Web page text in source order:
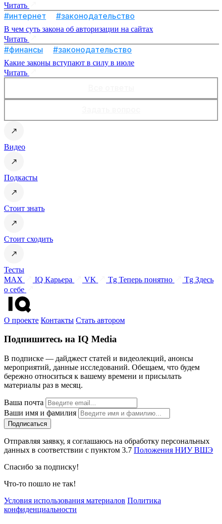
Читать
#интернет #законодательство
В чем суть закона об авторизации на сайтах
Читать
#финансы #законодательство
Какие законы вступают в силу в июле
Читать
Видео
Подкасты
Стоит знать
Стоит сходить
Тесты
MAX
IQ Карьера VK Tg Теперь понятно
Tg Здесь
о себе
О проекте Контакты Стать автором
Подпишитесь на IQ Media
В подписке — дайджест статей и видеолекций, анонсы
мероприятий, данные исследований. Обещаем, что будем
бережно относиться к вашему времени и присылать
материалы раз в месяц.
Ваша почта
Ваши имя и фамилия
Отправляя заявку, я соглашаюсь на обработку персональных
данных в соответствии с пунктом 3.7 Положения НИУ ВШЭ
Спасибо за подписку!
Что-то пошло не так!
Условия использования материалов Политика
конфиденциальности